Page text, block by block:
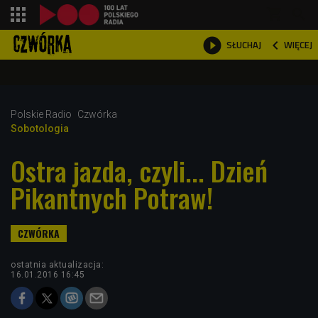
 SŁUCHAJ  WIĘCEJ

Polskie Radio
Czwórka
Sobotologia
Ostra jazda, czyli... Dzień
Pikantnych Potraw!
ostatnia aktualizacja:
16.01.2016 16:45